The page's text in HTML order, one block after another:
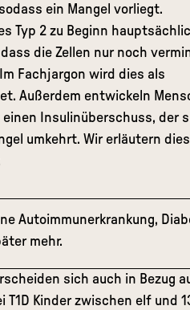
ein Mangel vorliegt.
Typ 2 zu Beginn
die Zellen nur noch
Fachjargon wird dies als
Außerdem entwickeln
einen Insulinüberschuss, der
umkehrt. Wir erläutern
Autoimmunerkrankung,
mehr.
sich auch in Bezug
T1D Kinder zwischen elf und